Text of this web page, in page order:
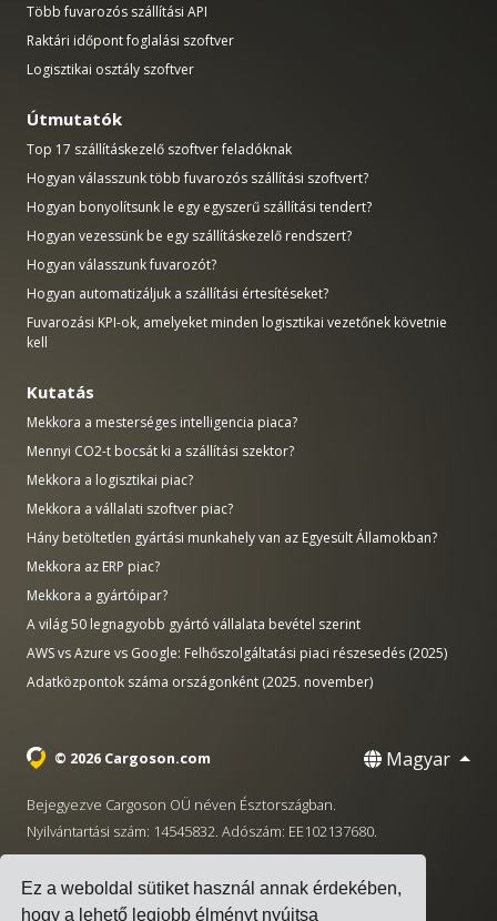
Ez a weboldal sütiket használ annak érdekében,
hogy a lehető legjobb élményt nyújtsa
Több fuvarozós szállítási API
Raktári időpont foglalási szoftver
Logisztikai osztály szoftver
Útmutatók
Top 17 szállításkezelő szoftver feladóknak
Hogyan válasszunk több fuvarozós szállítási szoftvert?
Hogyan bonyolítsunk le egy egyszerű szállítási tendert?
Hogyan vezessünk be egy szállításkezelő rendszert?
Hogyan válasszunk fuvarozót?
Hogyan automatizáljuk a szállítási értesítéseket?
Fuvarozási KPI-ok, amelyeket minden logisztikai vezetőnek követnie
kell
Kutatás
Mekkora a mesterséges intelligencia piaca?
Mennyi CO2-t bocsát ki a szállítási szektor?
Mekkora a logisztikai piac?
Mekkora a vállalati szoftver piac?
Hány betöltetlen gyártási munkahely van az Egyesült Államokban?
Mekkora az ERP piac?
Mekkora a gyártóipar?
A világ 50 legnagyobb gyártó vállalata bevétel szerint
AWS vs Azure vs Google: Felhőszolgáltatási piaci részesedés (2025)
Adatközpontok száma országonként (2025. november)
© 2026 Cargoson.com Magyar
Bejegyezve Cargoson OÜ néven Észtországban.
Nyilvántartási szám: 14545832. Adószám: EE102137680.
+372 5555 0028· hello@cargoson.com